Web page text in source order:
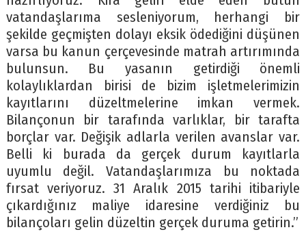
vatandaşlarıma sesleniyorum, herhangi bir
şekilde geçmişten dolayı eksik ödediğini düşünen
varsa bu kanun çerçevesinde matrah artırımında
bulunsun. Bu yasanın getirdiği önemli
kolaylıklardan birisi de bizim işletmelerimizin
kayıtlarını düzeltmelerine imkan vermek.
Bilançonun bir tarafında varlıklar, bir tarafta
borçlar var. Değişik adlarla verilen avanslar var.
Belli ki burada da gerçek durum kayıtlarla
uyumlu değil. Vatandaşlarımıza bu noktada
fırsat veriyoruz. 31 Aralık 2015 tarihi itibariyle
çıkardığınız maliye idaresine verdiğiniz bu
bilançoları gelin düzeltin gerçek duruma getirin.”